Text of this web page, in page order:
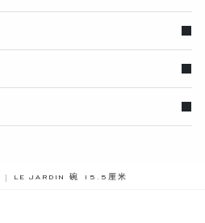
BREADCRUMB.ADA.LABEL.CURRENT
LE JARDIN 碗 15.5厘米